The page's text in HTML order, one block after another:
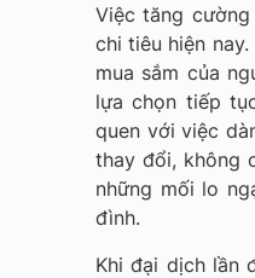
Việc tăng
chi tiêu hiện
mua sắm của
lựa chọn tiếp
quen với việc
thay đổi, không
những mối lo
đình.
Khi đại dịch lần